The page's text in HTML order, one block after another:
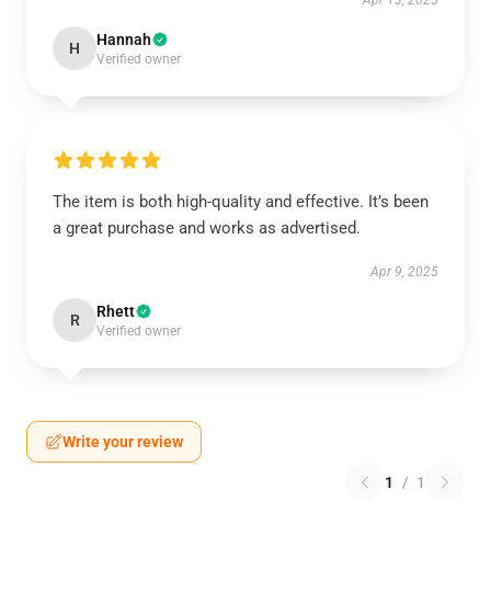
H Hannah
Verified owner
The item is both high-quality and effective. It’s been
a great purchase and works as advertised.
Apr 9, 2025
R Rhett
Verified owner
Write your review
1 / 1